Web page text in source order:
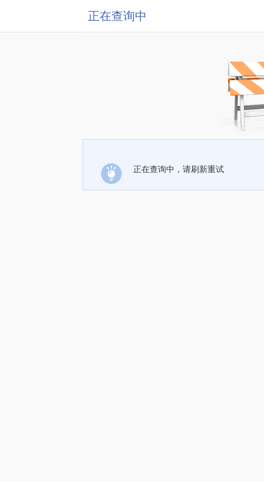
正在查询中
正在查询中，请刷新重试